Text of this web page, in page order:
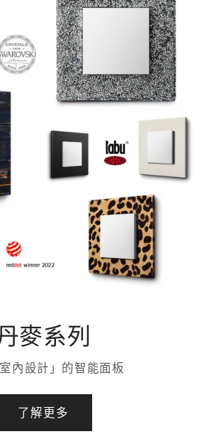
麥系列
內設計」的智能面板
了解更多